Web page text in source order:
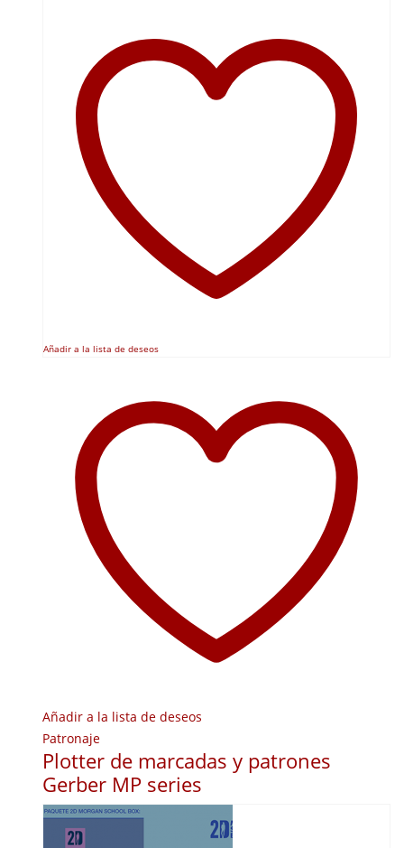
Añadir a la lista de deseos
Añadir a la lista de deseos
Patronaje
Plotter de marcadas y patrones
Gerber MP series